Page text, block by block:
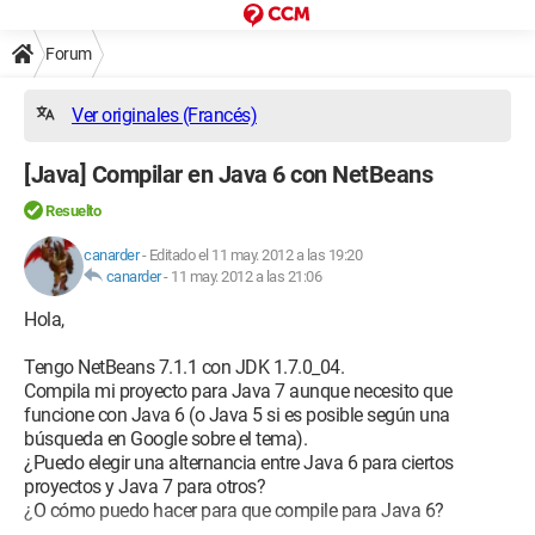
Forum
Ver originales (Francés)
[Java] Compilar en Java 6 con NetBeans
Resuelto
canarder- Editado el 11 may. 2012 a las 19:20
canarder- 11 may. 2012 a las 21:06
Hola,
Tengo NetBeans 7.1.1 con JDK 1.7.0_04.
Compila mi proyecto para Java 7 aunque necesito que
funcione con Java 6 (o Java 5 si es posible según una
búsqueda en Google sobre el tema).
¿Puedo elegir una alternancia entre Java 6 para ciertos
proyectos y Java 7 para otros?
¿O cómo puedo hacer para que compile para Java 6?